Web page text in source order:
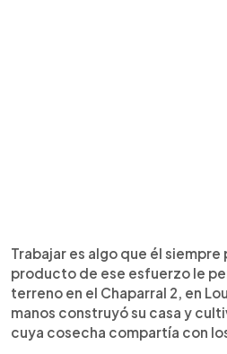
Trabajar es algo que él
producto de ese esfuerzo le
terreno en el Chaparral 2, en
manos construyó su casa y
cuya cosecha compartía con